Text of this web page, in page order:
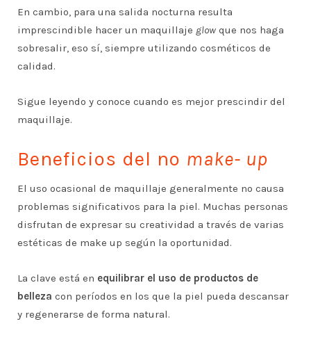
En cambio, para una salida nocturna resulta
imprescindible hacer un maquillaje glow que nos haga
sobresalir, eso sí, siempre utilizando cosméticos de
calidad.
Sigue leyendo y conoce cuando es mejor prescindir del
maquillaje.
Beneficios del no make- up
El uso ocasional de maquillaje generalmente no causa
problemas significativos para la piel. Muchas personas
disfrutan de expresar su creatividad a través de varias
estéticas de make up según la oportunidad.
La clave está en equilibrar el uso de productos de
belleza con períodos en los que la piel pueda descansar
y regenerarse de forma natural.